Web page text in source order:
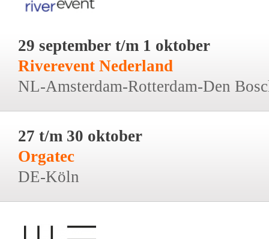
29 september t/m 1 oktober
Riverevent Nederland
NL-Amsterdam-Rotterdam-Den
27 t/m 30 oktober
Orgatec
DE-Köln